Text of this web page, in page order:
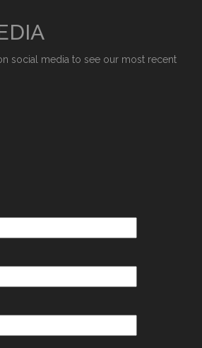
social media to see our most recent